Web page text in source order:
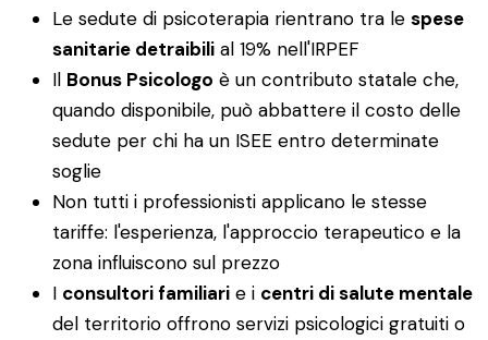
Le sedute di psicoterapia rientrano tra le spese
sanitarie detraibili al 19% nell'IRPEF
Il Bonus Psicologo è un contributo statale che,
quando disponibile, può abbattere il costo delle
sedute per chi ha un ISEE entro determinate
soglie
Non tutti i professionisti applicano le stesse
tariffe: l'esperienza, l'approccio terapeutico e la
zona influiscono sul prezzo
I consultori familiari e i centri di salute mentale
del territorio offrono servizi psicologici gratuiti o